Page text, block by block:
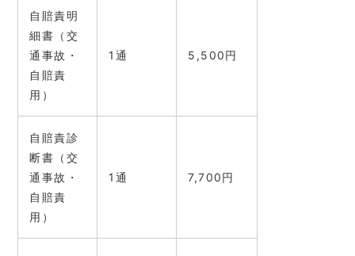
自賠責明
細書（交
通事故・
自賠責
用）
1通 5,500円
自賠責診
断書（交
通事故・
自賠責
用）
1通 7,700円